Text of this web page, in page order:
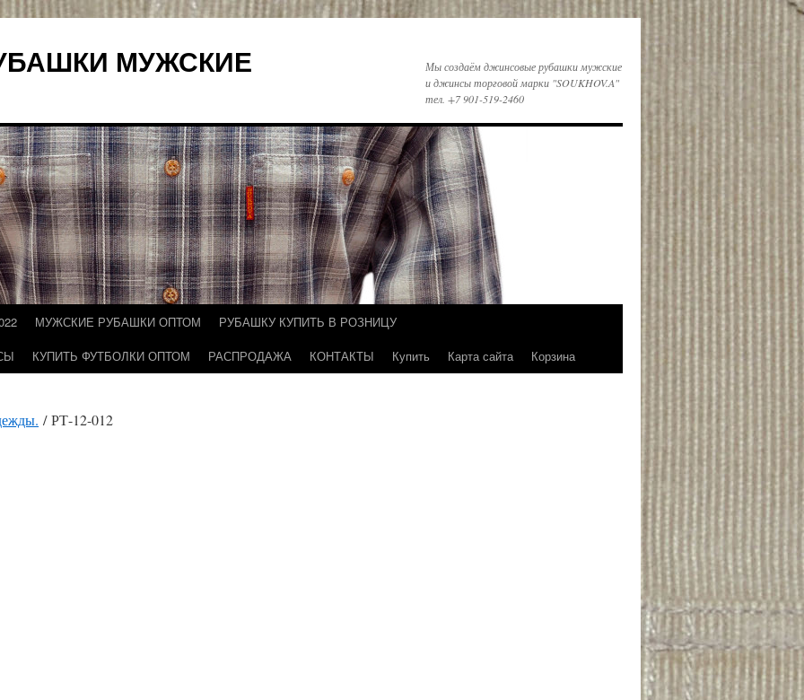
МУЖСКИЕ
Мы создаём джинсовые рубашки мужские
и джинсы торговой марки "SOUKHOV.A"
тел. +7 901-519-2460
МУЖСКИЕ РУБАШКИ ОПТОМ
РУБАШКУ КУПИТЬ В РОЗНИЦУ
КУПИТЬ ФУТБОЛКИ ОПТОМ РАСПРОДАЖА КОНТАКТЫ Купить Карта сайта Корзина
/ РТ-12-012